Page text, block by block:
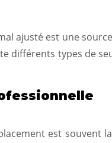
ajusté est une
types de
est souvent